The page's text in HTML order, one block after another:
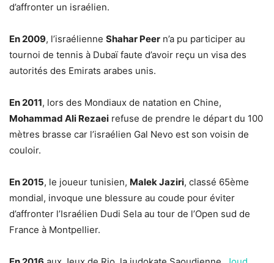
d’affronter un israélien.
En 2009, l’israélienne Shahar Peer n’a pu participer au
tournoi de tennis à Dubaï faute d’avoir reçu un visa des
autorités des Emirats arabes unis.
En 2011, lors des Mondiaux de natation en Chine,
Mohammad Ali Rezaei refuse de prendre le départ du 100
mètres brasse car l’israélien Gal Nevo est son voisin de
couloir.
En 2015, le joueur tunisien, Malek Jaziri, classé 65ème
mondial, invoque une blessure au coude pour éviter
d’affronter l’Israélien Dudi Sela au tour de l’Open sud de
France à Montpellier.